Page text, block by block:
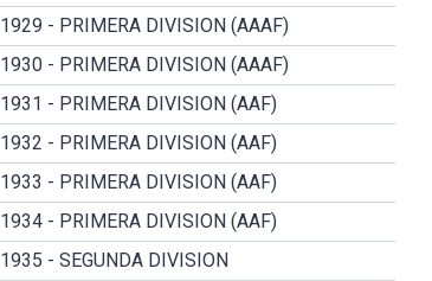
1929 - PRIMERA DIVISION (AAAF)
1930 - PRIMERA DIVISION (AAAF)
1931 - PRIMERA DIVISION (AAF)
1932 - PRIMERA DIVISION (AAF)
1933 - PRIMERA DIVISION (AAF)
1934 - PRIMERA DIVISION (AAF)
1935 - SEGUNDA DIVISION